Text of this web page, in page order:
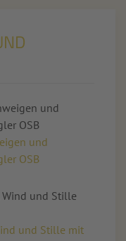
und
OSB
und Stille mit